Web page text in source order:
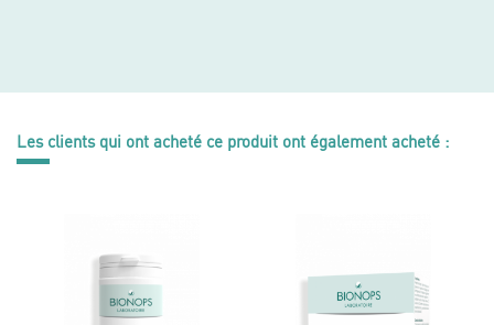
Les clients qui ont acheté ce produit ont également acheté :